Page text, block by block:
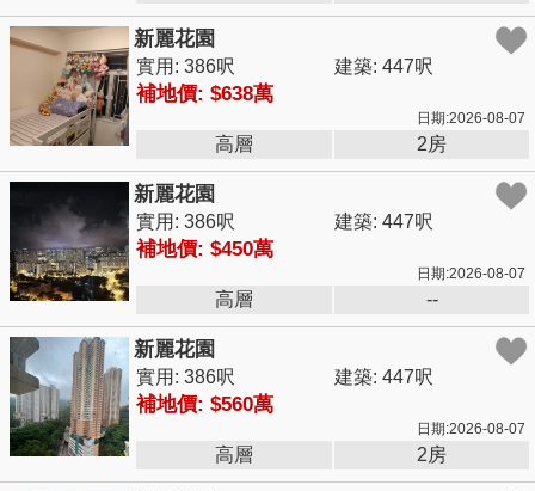
新麗花園
實用: 386呎 建築: 447呎
補地價: $638萬
日期:2026-08-07
高層 2房
新麗花園
實用: 386呎 建築: 447呎
補地價: $450萬
日期:2026-08-07
高層 --
新麗花園
實用: 386呎 建築: 447呎
補地價: $560萬
日期:2026-08-07
高層 2房